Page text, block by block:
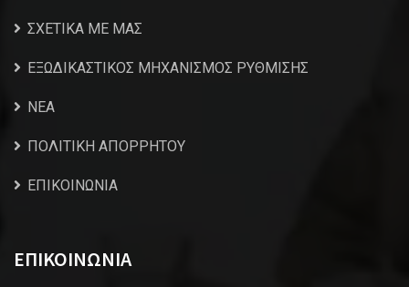
ΣΧΕΤΙΚΑ ΜΕ ΜΑΣ
ΕΞΩΔΙΚΑΣΤΙΚΟΣ ΜΗΧΑΝΙΣΜΟΣ ΡΥΘΜΙΣΗΣ
NEA
ΠΟΛΙΤΙΚΗ ΑΠΟΡΡΗΤΟΥ
ΕΠΙΚΟΙΝΩΝΙΑ
ΕΠΙΚΟΙΝΩΝΙΑ